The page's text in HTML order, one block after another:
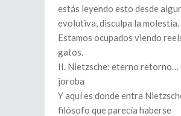
estás leyendo esto desde
evolutiva, disculpa la molestia.
Estamos ocupados viendo
gatos.
II. Nietzsche: eterno retorno…
joroba
Y aquí es donde entra
filósofo que parecía haberse